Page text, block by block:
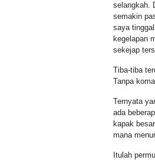
selangkah.
semakin
saya
kegelapan
sekejap
Tiba-tiba
Tanpa
Ternyata
ada
kapak
mana
Itulah